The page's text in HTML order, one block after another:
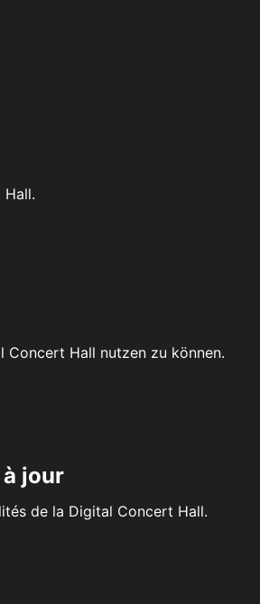
Concert Hall nutzen zu können.
à jour
de la Digital Concert Hall.